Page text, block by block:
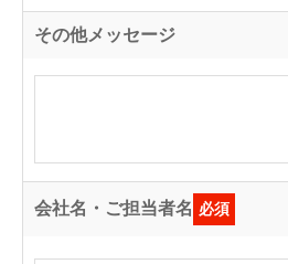
その他メッセージ
会社名・ご担当者名 必須